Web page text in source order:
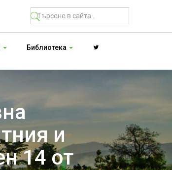
Библиотека
и
14 от